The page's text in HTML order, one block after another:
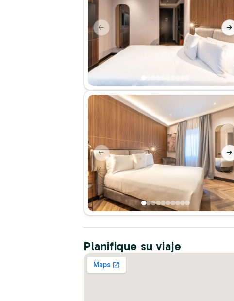
Planifique su viaje